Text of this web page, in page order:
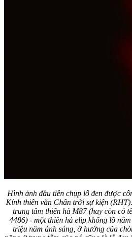
Hình ảnh đầu tiên chụp lỗ đen được
Kính thiên văn Chân trời sự kiện
trung tâm thiên hà M87 (hay còn có
4486) - một thiên hà elip khổng lồ
triệu năm ánh sáng, ở hướng của